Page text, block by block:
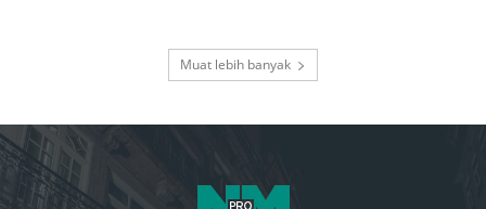
Muat lebih banyak